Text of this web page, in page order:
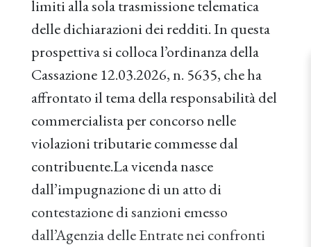
limiti alla sola trasmissione telematica
delle dichiarazioni dei redditi. In questa
prospettiva si colloca l’ordinanza della
Cassazione 12.03.2026, n. 5635, che ha
affrontato il tema della responsabilità del
commercialista per concorso nelle
violazioni tributarie commesse dal
contribuente.La vicenda nasce
dall’impugnazione di un atto di
contestazione di sanzioni emesso
dall’Agenzia delle Entrate nei confronti